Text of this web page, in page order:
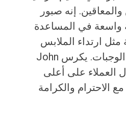
إنه صبور
واسعة في المساعدة
مثل ارتداء الملابس
والاستحمام وإعداد الوجبات. يكرس John
على أعلى
الاحترام والكرامة